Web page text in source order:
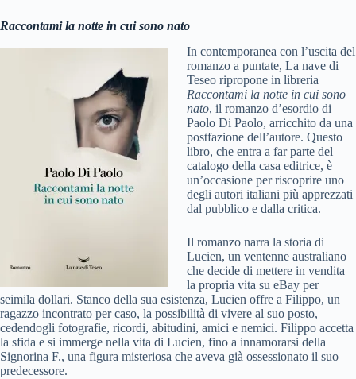
Raccontami la notte in cui sono nato
In contemporanea con l’uscita del
romanzo a puntate, La nave di
Teseo ripropone in libreria
Raccontami la notte in cui sono
nato, il romanzo d’esordio di
Paolo Di Paolo, arricchito da una
postfazione dell’autore. Questo
libro, che entra a far parte del
catalogo della casa editrice, è
un’occasione per riscoprire uno
degli autori italiani più apprezzati
dal pubblico e dalla critica.
Il romanzo narra la storia di
Lucien, un ventenne australiano
che decide di mettere in vendita
la propria vita su eBay per
seimila dollari. Stanco della sua esistenza, Lucien offre a Filippo, un
ragazzo incontrato per caso, la possibilità di vivere al suo posto,
cedendogli fotografie, ricordi, abitudini, amici e nemici. Filippo accetta
la sfida e si immerge nella vita di Lucien, fino a innamorarsi della
Signorina F., una figura misteriosa che aveva già ossessionato il suo
predecessore.